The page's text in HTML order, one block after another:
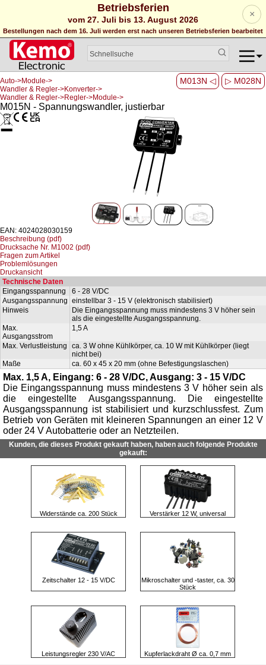
Betriebsferien
vom 27. Juli bis 13. August 2026
Bestellungen nach dem 16. Juli werden erst nach unseren Betriebsferien bearbeitet
×
M013N ◁ ▷ M028N
Auto->Module->
Wandler & Regler->Konverter->
Wandler & Regler->Regler->Module->
M015N - Spannungswandler, justierbar
EAN: 4024028030159
Beschreibung (pdf)
Drucksache Nr. M1002 (pdf)
Fragen zum Artikel
Problemlösungen
Druckansicht
Technische Daten
Eingangsspannung
6 - 28 V/DC
Ausgangsspannung einstellbar 3 - 15 V (elektronisch stabilisiert)
Hinweis
Die Eingangsspannung muss mindestens 3 V höher sein
als die eingestellte Ausgangsspannung.
Max.
Ausgangsstrom
1,5 A
Max. Verlustleistung
ca. 3 W ohne Kühlkörper, ca. 10 W mit Kühlkörper (liegt
nicht bei)
Maße
ca. 60 x 45 x 20 mm (ohne Befestigungslaschen)
Max. 1,5 A, Eingang: 6 - 28 V/DC, Ausgang: 3 - 15 V/DC
Die Eingangsspannung muss mindestens 3 V höher sein als
die eingestellte Ausgangsspannung. Die eingestellte
Ausgangsspannung ist stabilisiert und kurzschlussfest. Zum
Betrieb von Geräten mit kleineren Spannungen an einer 12 V
oder 24 V Autobatterie oder an Netzteilen.
Kunden, die dieses Produkt gekauft haben, haben auch folgende Produkte
gekauft:
Widerstände ca. 200 Stück Verstärker 12 W, universal
Zeitschalter 12 - 15 V/DC
Mikroschalter und -taster, ca. 30
Stück
Leistungsregler 230 V/AC Kupferlackdraht Ø ca. 0,7 mm